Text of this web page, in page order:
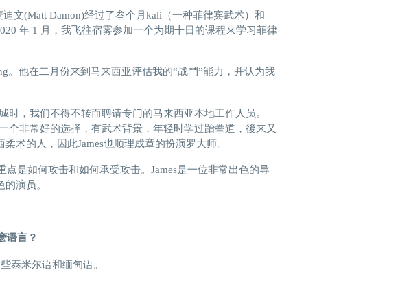
文(Matt Damon)经过了叁个月kali（一种菲律宾武术）和
年 1 月，我飞往宿雾参加一个为期十日的课程来学习菲律
。他在二月份来到马来西亚评估我的“战鬥”能力，并认为我
时，我们不得不转而聘请专门的马来西亚本地工作人员。
个非常好的选择，有武术背景，年轻时学过跆拳道，後来又
术的人，因此James也顺理成章的扮演罗大师。
点是如何攻击和如何承受攻击。James是一位非常出色的导
演员。
语言？
泰米尔语和缅甸语。